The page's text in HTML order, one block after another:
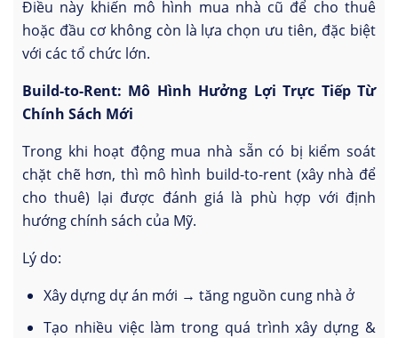
Điều này khiến mô hình mua nhà cũ để cho thuê
hoặc đầu cơ không còn là lựa chọn ưu tiên, đặc biệt
với các tổ chức lớn.
Build-to-Rent: Mô Hình Hưởng Lợi Trực Tiếp Từ
Chính Sách Mới
Trong khi hoạt động mua nhà sẵn có bị kiểm soát
chặt chẽ hơn, thì mô hình build-to-rent (xây nhà để
cho thuê) lại được đánh giá là phù hợp với định
hướng chính sách của Mỹ.
Lý do:
Xây dựng dự án mới → tăng nguồn cung nhà ở
Tạo nhiều việc làm trong quá trình xây dựng &